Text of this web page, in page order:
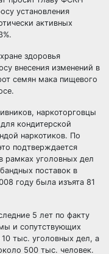
установления
активных
здоровья
внесения изменений в
семян мака пищевого
наркоторговцы
кондитерской
наркотиков. По
подтверждается
рамках уголовных дел
поставок в
году была изъята 81
5 лет по факту
и сопутствующих
тыс. уголовных дел, а
500 тыс. человек.